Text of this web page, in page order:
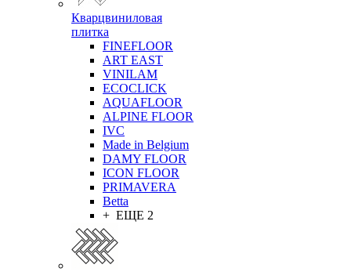
Кварцвиниловая
плитка
FINEFLOOR
ART EAST
VINILAM
ECOCLICK
AQUAFLOOR
ALPINE FLOOR
IVC
Made in Belgium
DAMY FLOOR
ICON FLOOR
PRIMAVERA
Betta
+ ЕЩЕ 2